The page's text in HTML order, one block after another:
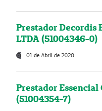
Prestador Decordis
LTDA (51004346-0)
01 de Abril de 2020
Prestador Essencial
(51004354-7)